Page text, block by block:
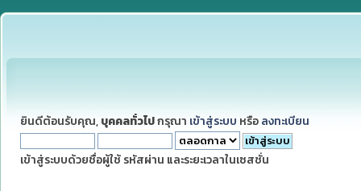
ยินดีต้อนรับคุณ, บุคคลทั่วไปกรุณา เข้าสู่ระบบ หรือ ลงทะเบียน
เข้าสู่ระบบด้วยชื่อผู้ใช้ รหัสผ่าน และระยะเวลาในเซสชั่น